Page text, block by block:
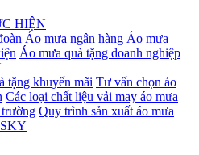
HIỆN
Áo mưa ngân hàng Áo mưa
Áo mưa quà tặng doanh nghiệp
tặng khuyến mãi Tư vấn chọn áo
Các loại chất liệu vải may áo mưa
Quy trình sản xuất áo mưa